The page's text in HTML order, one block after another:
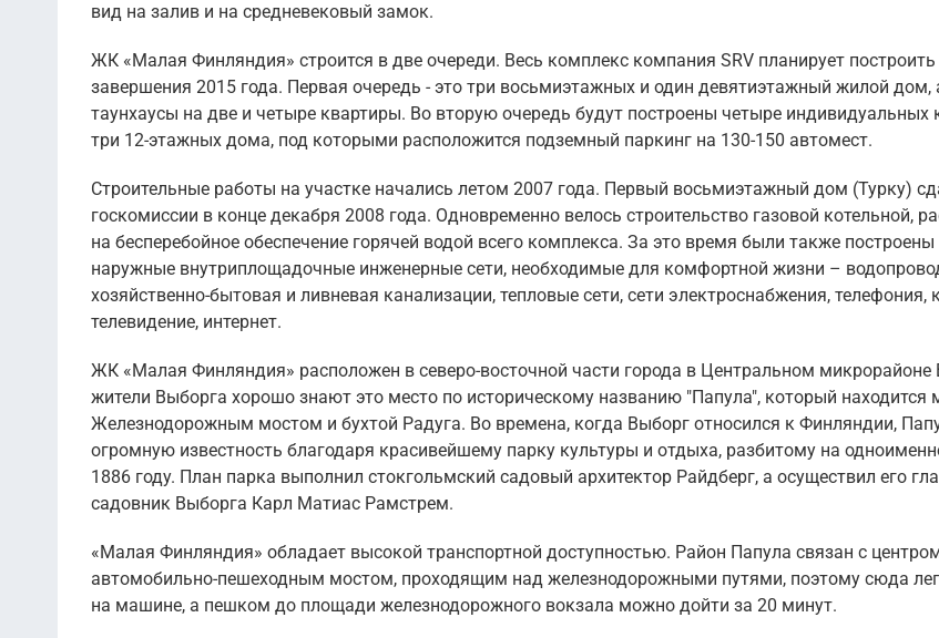
вид на залив и на средневековый замок.
ЖК «Малая Финляндия» строится в две очереди. Весь комплекс компания SRV планирует
завершения 2015 года. Первая очередь - это три восьмиэтажных и один девятиэтажный жилой дом,
таунхаусы на две и четыре квартиры. Во вторую очередь будут построены четыре индивидуальных
три 12-этажных дома, под которыми расположится подземный паркинг на 130-150 автомест.
Строительные работы на участке начались летом 2007 года. Первый восьмиэтажный дом (Турку)
госкомиссии в конце декабря 2008 года. Одновременно велось строительство газовой котельной,
на бесперебойное обеспечение горячей водой всего комплекса. За это время были также построены
наружные внутриплощадочные инженерные сети, необходимые для комфортной жизни –
хозяйственно-бытовая и ливневая канализации, тепловые сети, сети электроснабжения, телефония,
телевидение, интернет.
ЖК «Малая Финляндия» расположен в северо-восточной части города в Центральном микрорайоне
жители Выборга хорошо знают это место по историческому названию "Папула", который находится
Железнодорожным мостом и бухтой Радуга. Во времена, когда Выборг относился к Финляндии,
огромную известность благодаря красивейшему парку культуры и отдыха, разбитому на
1886 году. План парка выполнил стокгольмский садовый архитектор Райдберг, а осуществил его
садовник Выборга Карл Матиас Рамстрем.
«Малая Финляндия» обладает высокой транспортной доступностью. Район Папула связан с
автомобильно-пешеходным мостом, проходящим над железнодорожными путями, поэтому сюда
на машине, а пешком до площади железнодорожного вокзала можно дойти за 20 минут.